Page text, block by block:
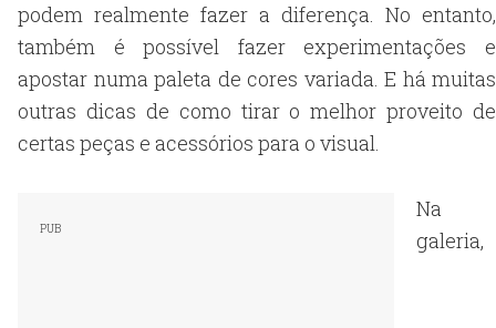
podem realmente fazer a diferença. No entanto,
também é possível fazer experimentações e
apostar numa paleta de cores variada. E há muitas
outras dicas de como tirar o melhor proveito de
certas peças e acessórios para o visual.
Na
galeria,